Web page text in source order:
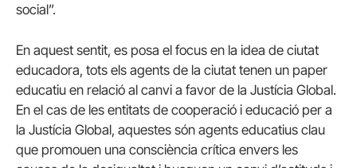
social”.
En aquest sentit, es posa el focus en la idea de ciutat
educadora, tots els agents de la ciutat tenen un paper
educatiu en relació al canvi a favor de la Justícia Global.
En el cas de les entitats de cooperació i educació per a
la Justícia Global, aquestes són agents educatius clau
que promouen una consciència crítica envers les